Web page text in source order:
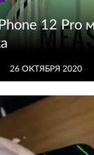
12 Pro
26 ОКТЯБРЯ 2020